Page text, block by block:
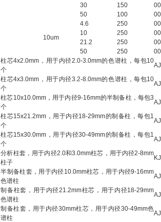
30
150
50
100
10um
4.6 250
10
250
21.2
250
50
250
柱芯4x2.0mm，用于内径2.0-3.0mm的色谱柱，每包10
个
柱芯4x3.0mm，用于内径3.2-8.0mm的色谱柱，每包10
个
柱芯10x10.0mm，用于内径9-16mm的半制备柱，每包3
个
柱芯15x21.2mm，用于内径18-29mm的制备柱，每包1
个
柱芯15x30.0mm，用于内径30-49mm的制备柱，每包1
个
分析柱套，用于内径2.0和3.0mm柱芯，用于内径2-8mm
柱子
半制备柱套，用于内径10.0mm柱芯，用于内径9-16mm
色谱柱
制备柱套，用于内径21.2mm柱芯，用于内径18-29mm
色谱柱
制备柱套，用于内径30mm柱芯，用于内径30-49mm色
谱柱